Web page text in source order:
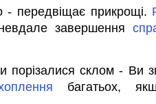
- передвіщає прикрощі.
завершення
склом - Ви
багатьох,